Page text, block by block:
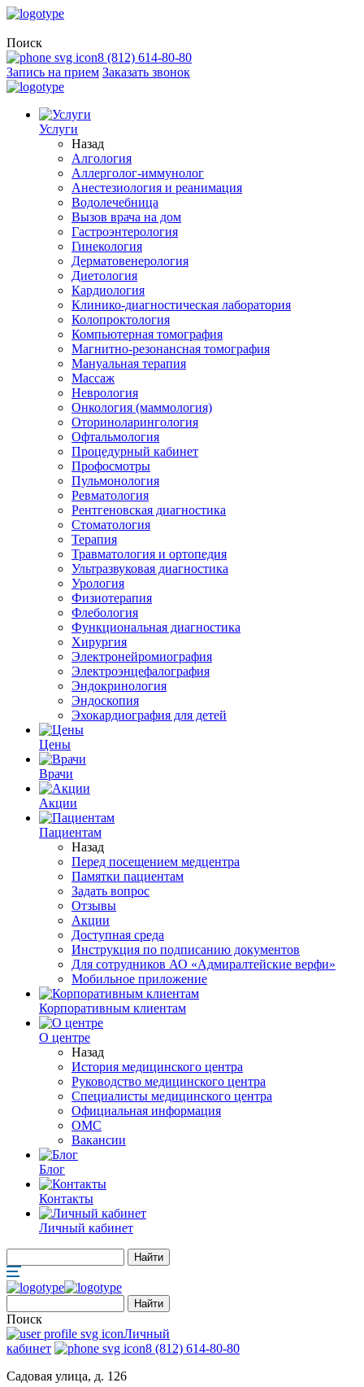
Поиск
8 (812) 614-80-80
Запись на прием Заказать звонок
Услуги
Назад
Алгология
Аллерголог-иммунолог
Анестезиология и реанимация
Водолечебница
Вызов врача на дом
Гастроэнтерология
Гинекология
Дерматовенерология
Диетология
Кардиология
Клинико-диагностическая лаборатория
Колопроктология
Компьютерная томография
Магнитно-резонансная томография
Мануальная терапия
Массаж
Неврология
Онкология (маммология)
Оториноларингология
Офтальмология
Процедурный кабинет
Профосмотры
Пульмонология
Ревматология
Рентгеновская диагностика
Стоматология
Терапия
Травматология и ортопедия
Ультразвуковая диагностика
Урология
Физиотерапия
Флебология
Функциональная диагностика
Хирургия
Электронейромиография
Электроэнцефалография
Эндокринология
Эндоскопия
Эхокардиография для детей
Цены
Врачи
Акции
Пациентам
Назад
Перед посещением медцентра
Памятки пациентам
Задать вопрос
Отзывы
Акции
Доступная среда
Инструкция по подписанию документов
Для сотрудников АО «Адмиралтейские верфи»
Мобильное приложение
Корпоративным клиентам
О центре
Назад
История медицинского центра
Руководство медицинского центра
Специалисты медицинского центра
Официальная информация
ОМС
Вакансии
Блог
Контакты
Личный кабинет
Поиск
Личный
кабинет
8 (812) 614-80-80
Садовая улица, д. 126